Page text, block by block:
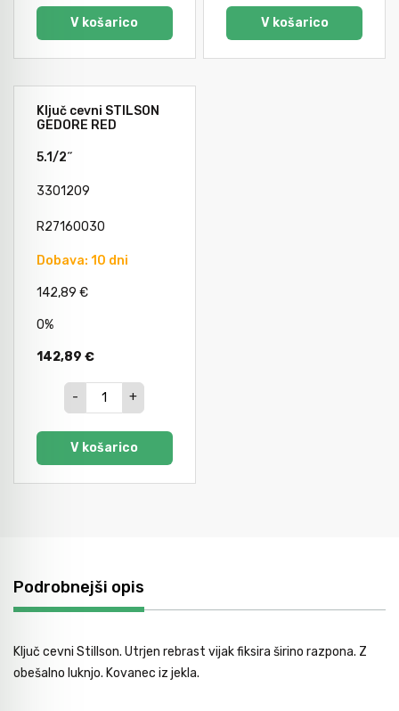
V košarico V košarico
Ključ cevni STILSON
GEDORE RED
5.1/2˝
3301209
R27160030
Dobava: 10 dni
142,89 €
0%
142,89 €
- +
V košarico
Podrobnejši opis
Ključ cevni Stillson. Utrjen rebrast vijak fiksira širino razpona. Z
obešalno luknjo. Kovanec iz jekla.